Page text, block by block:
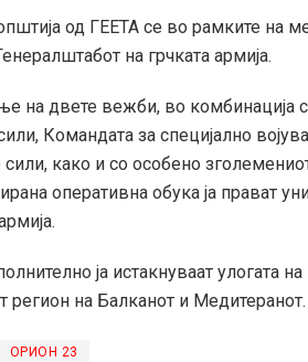
од ГЕЕТА се во рамките на
на грчката армија.
на двете вежби, во комбинација
Командата за специјално
како и со особено
оперативна обука ја прават
ја истакнуваат улогата
регион на Балканот и Медитеранот.
ОРИОН 23